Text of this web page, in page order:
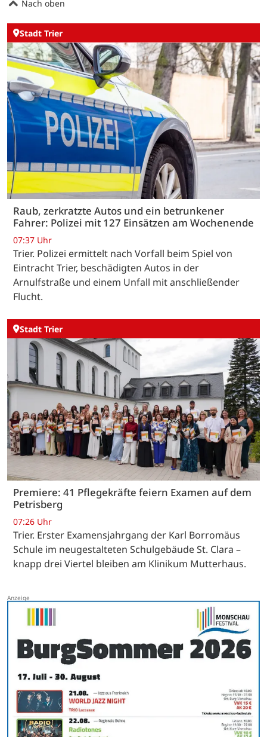
Nach oben
Stadt Trier
Raub, zerkratzte Autos und ein betrunkener
Fahrer: Polizei mit 127 Einsätzen am Wochenende
07:37 Uhr
Trier. Polizei ermittelt nach Vorfall beim Spiel von
Eintracht Trier, beschädigten Autos in der
Arnulfstraße und einem Unfall mit anschließender
Flucht.
Stadt Trier
Premiere: 41 Pflegekräfte feiern Examen auf dem
Petrisberg
07:26 Uhr
Trier. Erster Examensjahrgang der Karl Borromäus
Schule im neugestalteten Schulgebäude St. Clara –
knapp drei Viertel bleiben am Klinikum Mutterhaus.